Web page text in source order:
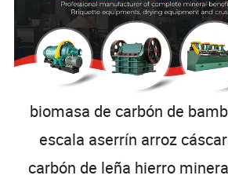
biomasa de carbón de
escala aserrín arroz
carbón de leña hierro